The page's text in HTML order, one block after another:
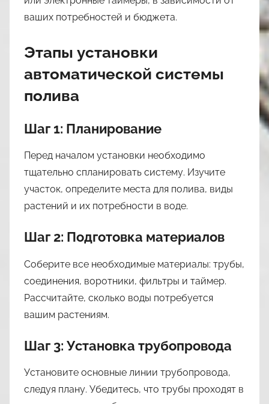
ваших потребностей и бюджета.
Этапы установки
автоматической системы
полива
Шаг 1: Планирование
Перед началом установки необходимо
тщательно спланировать систему. Изучите
участок, определите места для полива, виды
растений и их потребности в воде.
Шаг 2: Подготовка материалов
Соберите все необходимые материалы: трубы,
соединения, воротники, фильтры и таймер.
Рассчитайте, сколько воды потребуется
вашим растениям.
Шаг 3: Установка трубопровода
Установите основные линии трубопровода,
следуя плану. Убедитесь, что трубы проходят в